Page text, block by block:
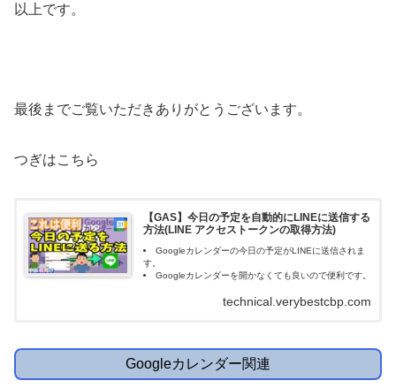
以上です。
最後までご覧いただきありがとうございます。
つぎはこちら
【GAS】今日の予定を自動的にLINEに送信する
方法(LINE アクセストークンの取得方法)
Googleカレンダーの今日の予定がLINEに送信されま
す。
Googleカレンダーを開かなくても良いので便利です。
technical.verybestcbp.com
Googleカレンダー関連